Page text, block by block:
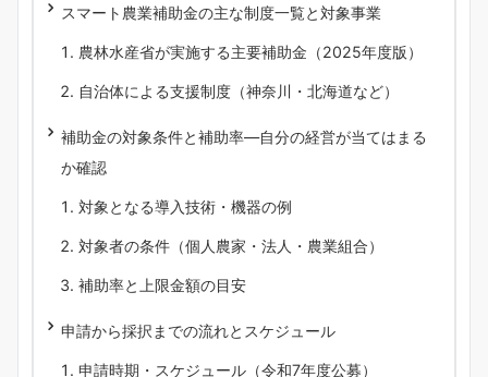
スマート農業補助金の主な制度一覧と対象事業
農林水産省が実施する主要補助金（2025年度版）
自治体による支援制度（神奈川・北海道など）
補助金の対象条件と補助率―自分の経営が当てはまる
か確認
対象となる導入技術・機器の例
対象者の条件（個人農家・法人・農業組合）
補助率と上限金額の目安
申請から採択までの流れとスケジュール
申請時期・スケジュール（令和7年度公募）